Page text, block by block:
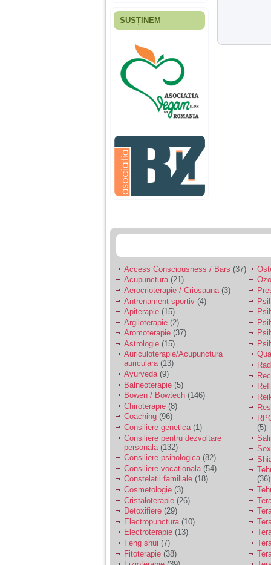
Fiica mea s-a nascut
ani, privind in urma
realizez cat de multe
greseli am facut in
educatia si cresterea
ei, am fost o mama
egoista, preocupata
de implinirea
profesionala, cand ea
era mica am neglijat-
agresiva, orice
greseala era taxata cu
o palma sau pedepse.
De 4 ani am o relatie
serioasa cu un barbat
sa se manifeste o
Ma aflu aici pentru ca
vreau sa stiu daca am
nevoie de un psiholog
sau psihiatru.
Sunt casatorita, am
31 de ani si un copil in
varsta de 2 ani care
mi-e lumina ochilor.
De ceva timp simt ca
mi s-a adunat
oboseala, o oboseala
cronica de care nu pot
scapa si simt ca din
cauza ei nu pot
controla nervii si
cateodata are copilul
de suferit.
Am o bariera peste
care nu pot trece:
prietena mea a ramas
insarcinata cu o fata.
Am fost de comun
acord sa facem un
copil, cu gandul ca e
baiat.
SUSȚINEM
Access Consciousness / Bars (37)
Acupunctura(21)
Aerocrioterapie / Criosauna (3)
Antrenament sportiv (4)
Apiterapie (15)
Argiloterapie (2)
Aromoterapie (37)
Astrologie (15)
Auriculoterapie/Acupunctura
auriculara(13)
Ayurveda(9)
Balneoterapie (5)
Bowen / Bowtech (146)
Chiroterapie (8)
Coaching (96)
Consiliere genetica(1)
Consiliere pentru dezvoltare
personala (132)
Consiliere psihologica(82)
Consiliere vocationala (54)
Constelatii familiale (18)
Cosmetologie (3)
Cristaloterapie (26)
Detoxifiere (29)
Electropunctura (10)
Electroterapie (13)
Feng shui (7)
Fitoterapie (38)
(5)
(36)